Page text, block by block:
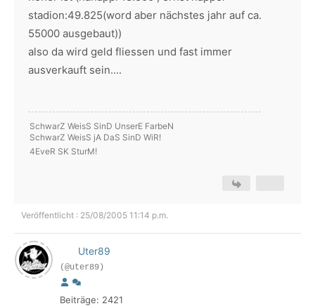
stadion:49.825(word aber nächstes jahr auf ca.
55000 ausgebaut))
also da wird geld fliessen und fast immer
ausverkauft sein....
SchwarZ WeisS SinD UnserE FarbeN
SchwarZ WeisS jA DaS SinD WiR!
4EveR SK SturM!
Veröffentlicht : 25/08/2005 11:14 p.m.
Uter89
(@uter89)
Beiträge: 2421